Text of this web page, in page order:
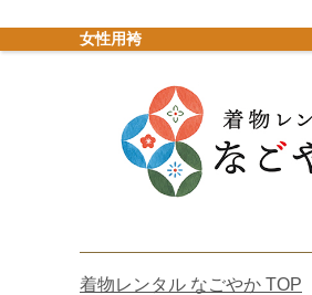
女性用袴
着物レンタル なごやか TOP
●身長